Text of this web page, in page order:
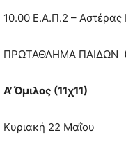
10.00 Ε.Α.Π.2 – Αστέρας
ΠΡΩΤΑΘΛΗΜΑ ΠΑΙΔΩΝ
Α’ Όμιλος (11χ11)
Κυριακή 22 Μαΐου